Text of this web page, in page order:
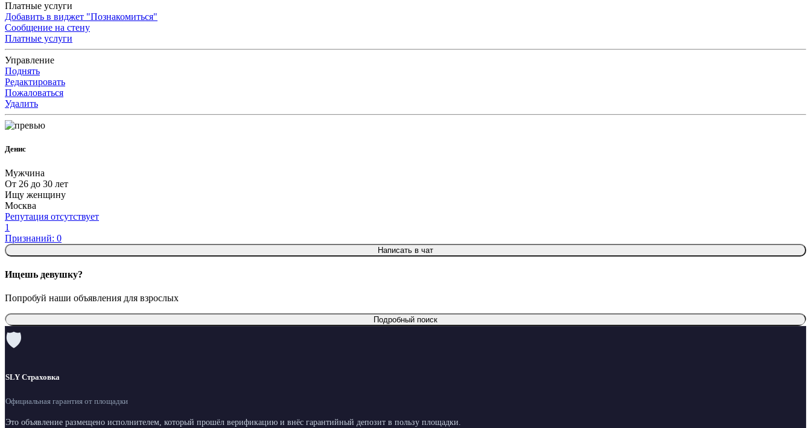
Платные услуги
Добавить в виджет "Познакомиться"
Сообщение на стену
Платные услуги
Управление
Поднять
Редактировать
Пожаловаться
Удалить
Денис
Мужчина
От 26 до 30 лет
Ищу женщину
Москва
Репутация отсутствует
1
Признаний: 0
Написать в чат
Ищешь девушку?
Попробуй наши объявления для взрослых
Подробный поиск
🛡
SLY Страховка
Официальная гарантия от площадки
Это объявление размещено исполнителем, который прошёл верификацию и внёс гарантийный депозит в пользу площадки.